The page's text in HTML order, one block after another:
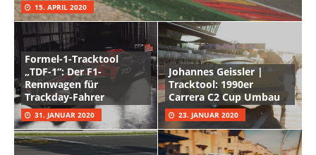
15. APRIL 2020
Formel-1-Tracktool
„TDF-1“: Der F1-
Rennwagen für
Trackday-Fahrer
31. JANUAR 2020
Johannes Geissler |
Tracktool: 1990er
Carrera C2 Cup Umbau
23. JANUAR 2020